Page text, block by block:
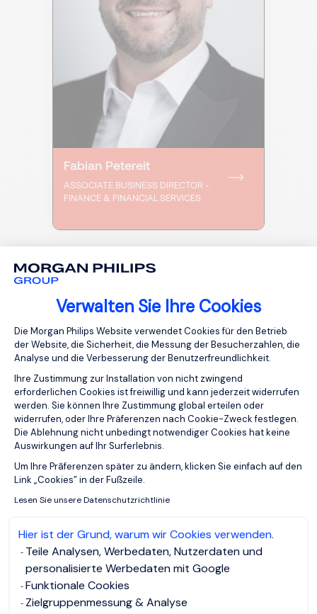
Verwalten Sie Ihre Cookies
Einwilligungsmanagementplattform:
Die Morgan Philips Website verwendet Cookies für den Betrieb
der Website, die Sicherheit, die Messung der Besucherzahlen, die
Analyse und die Verbesserung der Benutzerfreundlichkeit.
Ihre Zustimmung zur Installation von nicht zwingend
erforderlichen Cookies ist freiwillig und kann jederzeit widerrufen
werden. Sie können Ihre Zustimmung global erteilen oder
widerrufen, oder Ihre Präferenzen nach Cookie-Zweck festlegen.
Die Ablehnung nicht unbedingt notwendiger Cookies hat keine
Auswirkungen auf Ihr Surferlebnis.
Um Ihre Prâferenzen später zu ändern, klicken Sie einfach auf den
Link „Cookies” in der Fußzeile.
Lesen Sie unsere Datenschutzrichtlinie
Hier ist der Grund, warum wir Cookies verwenden.
Teile Analysen, Werbedaten, Nutzerdaten und
personalisierte Werbedaten mit Google
Funktionale Cookies
Zielgruppenmessung & Analyse
Axeptio consent
Fabian Petereit
ASSOCIATE BUSINESS DIRECTOR -
FINANCE & FINANCIAL SERVICES
Marlene Hasselbach
RECRUITER